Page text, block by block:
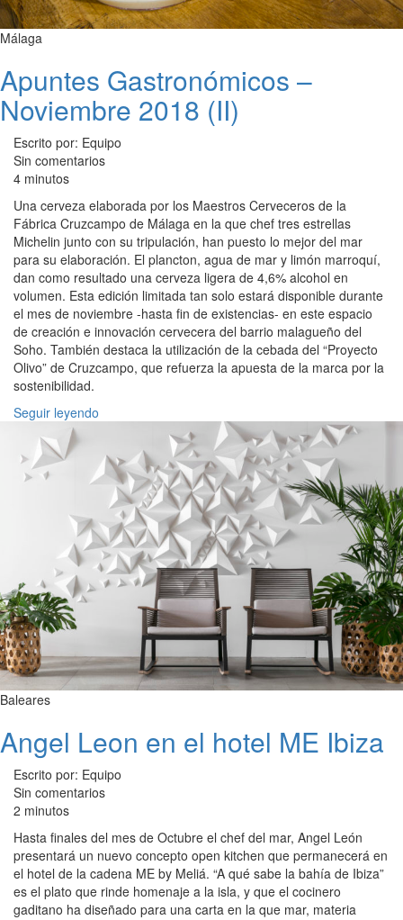
Málaga
Apuntes Gastronómicos –
Noviembre 2018 (II)
Escrito por: Equipo
Sin comentarios
4 minutos
Una cerveza elaborada por los Maestros Cerveceros de la
Fábrica Cruzcampo de Málaga en la que chef tres estrellas
Michelin junto con su tripulación, han puesto lo mejor del mar
para su elaboración. El plancton, agua de mar y limón marroquí,
dan como resultado una cerveza ligera de 4,6% alcohol en
volumen. Esta edición limitada tan solo estará disponible durante
el mes de noviembre -hasta fin de existencias- en este espacio
de creación e innovación cervecera del barrio malagueño del
Soho. También destaca la utilización de la cebada del “Proyecto
Olivo” de Cruzcampo, que refuerza la apuesta de la marca por la
sostenibilidad.
Seguir leyendo
Baleares
Angel Leon en el hotel ME Ibiza
Escrito por: Equipo
Sin comentarios
2 minutos
Hasta finales del mes de Octubre el chef del mar, Angel León
presentará un nuevo concepto open kitchen que permanecerá en
el hotel de la cadena ME by Meliá. “A qué sabe la bahía de Ibiza”
es el plato que rinde homenaje a la isla, y que el cocinero
gaditano ha diseñado para una carta en la que mar, materia